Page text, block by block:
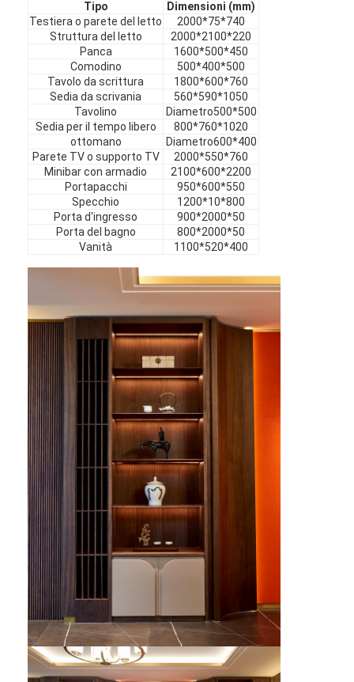
Mobili in hotel
Arredamento per ville
Arredamento per appartamenti
Arredamento per club commerciali
Mobili per sala da pranzo
Mobili per ufficio
Arredamento fisso
Mobile imbottito
Tipo
Dimensioni (mm)
Testiera o parete del letto
2000*75*740
Struttura del letto
2000*2100*220
Panca
1600*500*450
Comodino
500*400*500
Tavolo da scrittura
1800*600*760
Sedia da scrivania
560*590*1050
Tavolino
Diametro500*500
Sedia per il tempo libero
800*760*1020
ottomano
Diametro600*400
Parete TV o supporto TV
2000*550*760
Minibar con armadio
2100*600*2200
Portapacchi
950*600*550
Specchio
1200*10*800
Porta d'ingresso
900*2000*50
Porta del bagno
800*2000*50
Vanità
1100*520*400